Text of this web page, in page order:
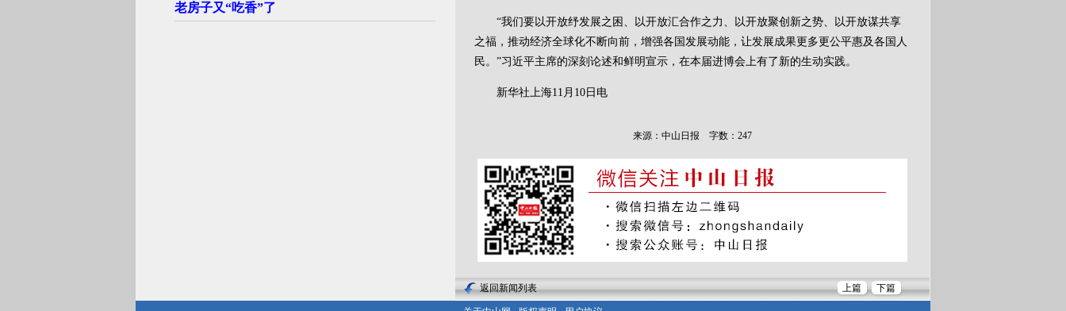
老房子又“吃香”了
“我们要以开放纾发展之困、以开放汇合作之力、以开放聚创新之势、以开放谋共享
之福，推动经济全球化不断向前，增强各国发展动能，让发展成果更多更公平惠及各国人
民。”习近平主席的深刻论述和鲜明宣示，在本届进博会上有了新的生动实践。
新华社上海11月10日电
来源：中山日报 字数：247
返回新闻列表 上篇 下篇